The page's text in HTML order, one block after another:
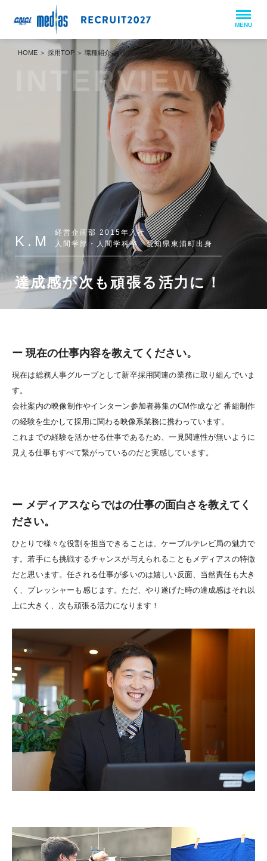
HOME ＞ 採用TOP ＞ 職種紹介＞先輩インタビュー K.M
K.M
経営企画部 2015年入社
人間学部・人間学科卒 愛知県東浦町出身
達成感が次も頑張る活力に！
ー 現在の仕事内容を教えてください。
現在は総務人事グループとして新卒採用関連の業務に取り組んでいま
す。
会社案内の映像制作やインターン参加者募集のCM作成など 番組制作
の経験を生かして採用に関わる映像系業務に携わっています。
これまでの経験を活かせる仕事であるため、一見関連性が無いように
見える仕事もすべて繋がっているのだと実感しています。
ー メディアスならではの仕事の面白さを教えてく
ださい。
ひとりで様々な役割を担当できることは、ケーブルテレビ局の魅力で
す。若手にも挑戦するチャンスが与えられることもメディアスの特徴
だと思います。任される仕事が多いのは嬉しい反面、当然責任も大き
く、プレッシャーも感じます。ただ、やり遂げた時の達成感はそれ以
上に大きく、次も頑張る活力になります！